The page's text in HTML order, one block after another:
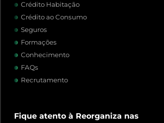
Crédito Habitação
Crédito ao Consumo
Seguros
Formações
Conhecimento
FAQs
Recrutamento
Fique atento à Reorganiza nas